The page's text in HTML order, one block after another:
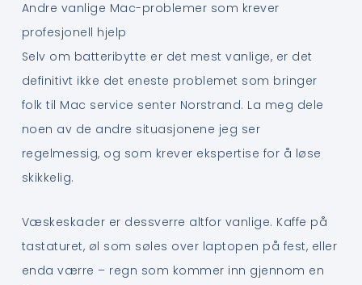
Andre vanlige Mac-problemer som krever
profesjonell hjelp
Selv om batteribytte er det mest vanlige, er det
definitivt ikke det eneste problemet som bringer
folk til Mac service senter Norstrand. La meg dele
noen av de andre situasjonene jeg ser
regelmessig, og som krever ekspertise for å løse
skikkelig.
Væskeskader er dessverre altfor vanlige. Kaffe på
tastaturet, øl som søles over laptopen på fest, eller
enda værre – regn som kommer inn gjennom en